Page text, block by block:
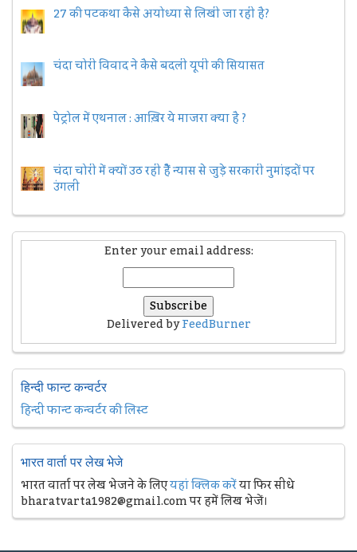
27 की पटकथा कैसे अयोध्या से लिखी जा रही है?
चंदा चोरी विवाद ने कैसे बदली यूपी की सियासत
पेट्रोल में एथनाल : आख़िर ये माजरा क्या है ?
चंदा चोरी में क्यों उठ रही हैैं न्यास से जुड़े सरकारी नुमांइदों पर
उंगली
Enter your email address:
Delivered byFeedBurner
हिन्दी फान्ट कन्वर्टर
हिन्दी फान्ट कन्वर्टर की लिस्ट
भारत वार्ता पर लेख भेजे
भारत वार्ता पर लेख भेजने के लिएयहां क्लिक करेंया फिर सीधे
bharatvarta1982@gmail.com पर हमें लिख भेजें।